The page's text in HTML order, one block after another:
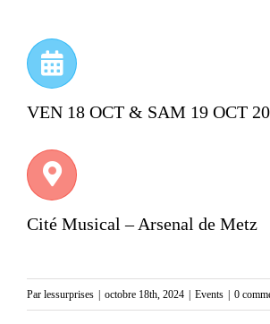
VEN 18 OCT & SAM 19 OCT
Cité Musical – Arsenal de Metz
Par lessurprises | octobre 18th, 2024 | Events | 0